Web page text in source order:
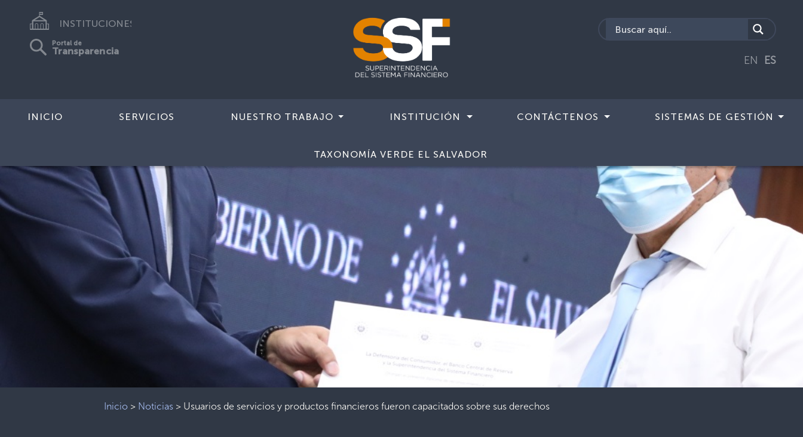
INSTITUCIONES
Portal de
Transparencia
EN ES
INICIO SERVICIOS NUESTRO TRABAJO INSTITUCIÓN CONTÁCTENOS SISTEMAS DE GESTIÓN
TAXONOMÍA VERDE EL SALVADOR
Inicio > Noticias > Usuarios de servicios y productos financieros fueron capacitados sobre sus derechos